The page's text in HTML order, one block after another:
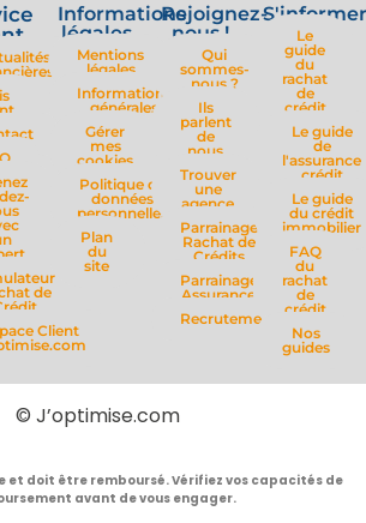
de
Client
Informations
légales
Mentions
légales
Informations
générales
Gérer
mes
cookies
Politique de
données
personnelles
Plan
du
site
Rejoignez-
nous !
Qui
sommes-
nous ?
Ils
parlent
de
nous
Trouver
une
agence
Parrainage
Rachat de
Crédits
Parrainage
Assurance
Recrutement
Le
guide
du
rachat
de
crédit
Le guide
de
l'assurance
crédit
Le guide
du crédit
immobilier
FAQ
du
rachat
de
crédit
Nos
guides
© J’optimise.com
et doit être remboursé. Vérifiez vos capacités de
avant de vous engager.